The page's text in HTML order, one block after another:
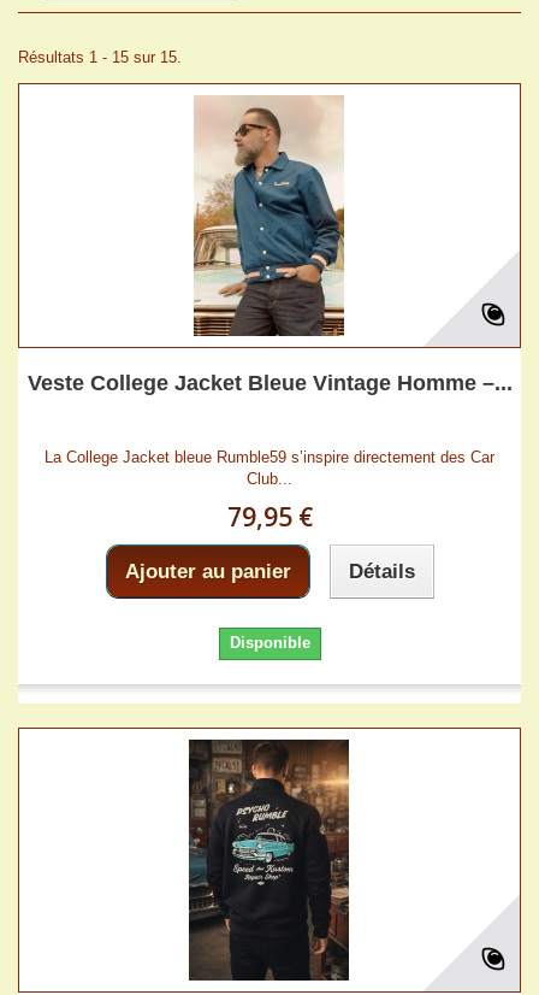
Résultats 1 - 15 sur 15.
Veste College Jacket Bleue Vintage Homme –...
La College Jacket bleue Rumble59 s’inspire directement des Car
Club...
79,95 €
Ajouter au panier Détails
Disponible